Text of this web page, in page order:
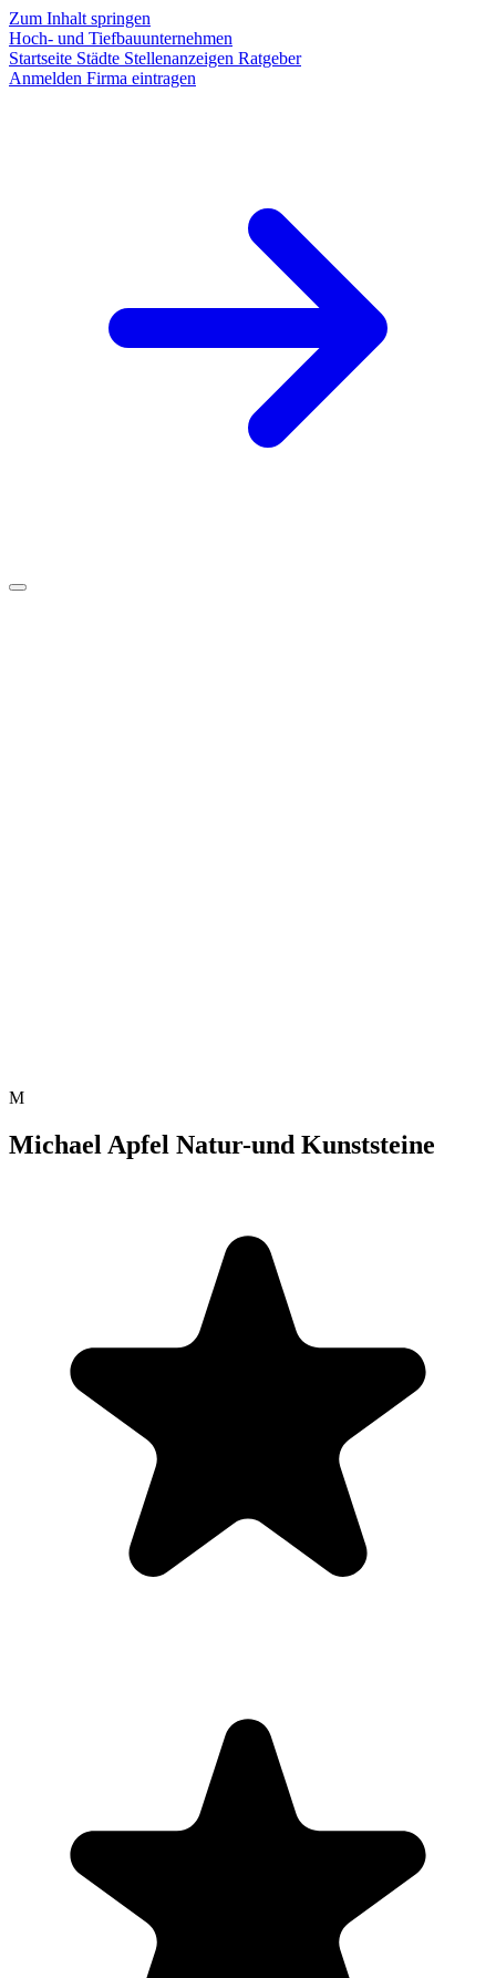
Zum Inhalt springen
Hoch- und Tiefbauunternehmen
Startseite Städte Stellenanzeigen Ratgeber
Anmelden Firma eintragen
M
Michael Apfel Natur-und Kunststeine